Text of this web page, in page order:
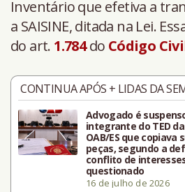
Inventário que efetiva a
a SAISINE, ditada na Lei.
do art. 1.784do Código
CONTINUA APÓS + LIDAS DA
Advogado é
integrante do TED da
OAB/ES que copiava
peças, segundo a
conflito de
questionado
16 de julho de 2026